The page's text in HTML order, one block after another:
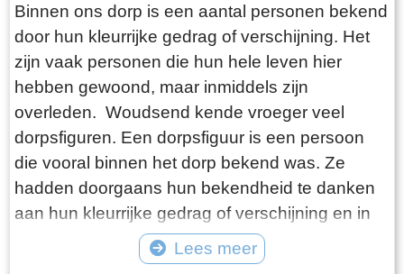
Binnen ons dorp is een aantal personen bekend
door hun kleurrijke gedrag of verschijning. Het
zijn vaak personen die hun hele leven hier
hebben gewoond, maar inmiddels zijn
overleden. Woudsend kende vroeger veel
dorpsfiguren. Een dorpsfiguur is een persoon
die vooral binnen het dorp bekend was. Ze
hadden doorgaans hun bekendheid te danken
aan hun kleurrijke gedrag of verschijning en in
mindere mate aan hun daden. Vaak waren het
al wat oudere personen die hun hele leven in
Lees meer